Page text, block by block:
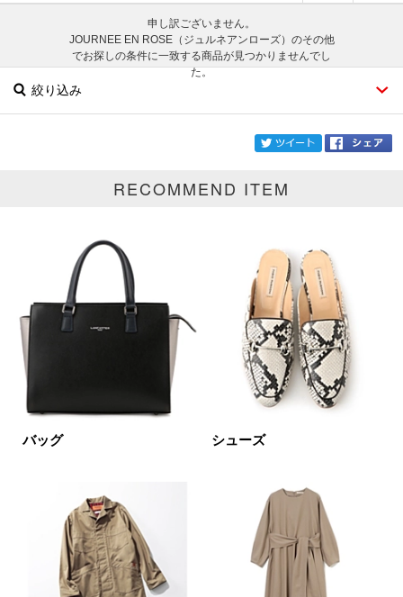
申し訳ございません。
JOURNEE EN ROSE（ジュルネアンローズ）のその他
でお探しの条件に一致する商品が見つかりませんでし
た。
絞り込み
その他
サイズ
掲載雑誌
価格
表示オプション
すべて 新着
SALE商品 予約品
RECOMMEND ITEM
バッグ シューズ